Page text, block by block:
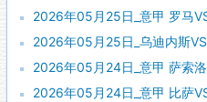
2026年05月25日_意甲 罗马VS
2026年05月25日_乌迪内斯VS那不
2026年05月24日_意甲 萨索洛VS
2026年05月24日_意甲 比萨VS